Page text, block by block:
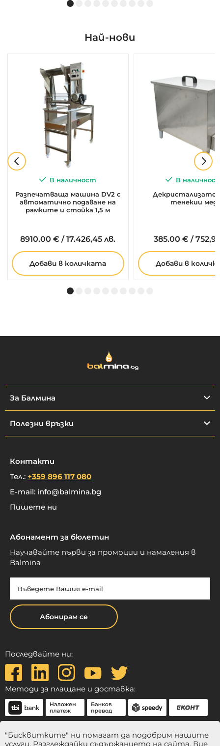
Най-нови
В наличност
Разпечатваща машина DV2 с
автоматично подаване на
рамките и стойка 1,5 м
8910.00 € /17.426,45 лв.
Добави в количката
В
Декристализатор
тенекии мед
385.00 € /
Добави в
За Балмина
Полезни връзки
Контакти
Тел.: +359 896 117 080
E-mail: info@balmina.bg
Пишете ни
Абонамент за бюлетин
Научавайте първи за промоции и намаления в
Balmina
Абонирам се
Последвайте ни:
Методи за плащане и доставка:
"Бисквитките" ни помагат да подобрим нашите
услуги. Разглеждайки съдържанието на сайта, Вие